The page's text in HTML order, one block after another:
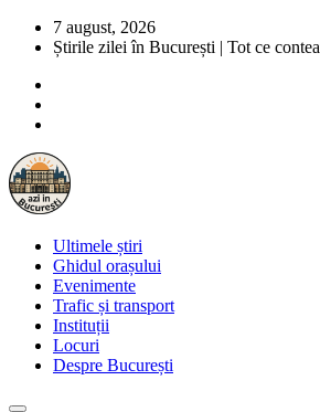
7 august, 2026
Știrile zilei în București | Tot ce
Ultimele știri
Ghidul orașului
Evenimente
Trafic și transport
Instituții
Locuri
Despre București